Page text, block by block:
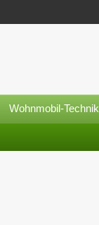
Wohnmobil-Technik